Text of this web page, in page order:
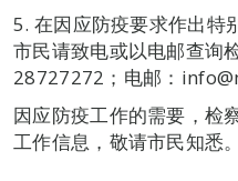
5. 在因应防疫要求作出特
市民请致电或以电邮查询
28727272；电邮：
因应防疫工作的需要，检
工作信息，敬请市民知悉。